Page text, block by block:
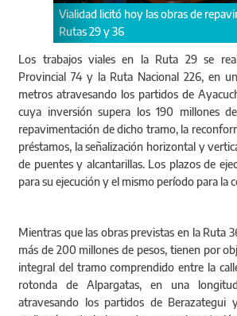
hoy las obras de repavimentación para las
Los trabajos viales en la Ruta 29 se
Provincial 74 y la Ruta Nacional 226, en
metros atravesando los partidos de
cuya inversión supera los 190 millones
repavimentación de dicho tramo, la
préstamos, la señalización horizontal y
de puentes y alcantarillas. Los plazos de
para su ejecución y el mismo período para la
Mientras que las obras previstas en la Ruta
más de 200 millones de pesos, tienen por
integral del tramo comprendido entre la
rotonda de Alpargatas, en una
atravesando los partidos de Berazategui